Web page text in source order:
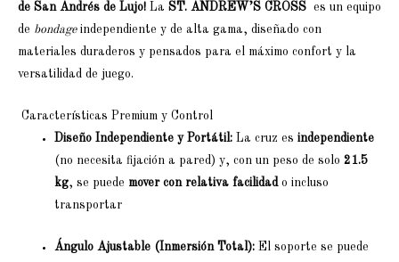
de San Andrés de Lujo! La ST. ANDREW’S CROSS
es un equipo
de bondageindependiente y de alta gama, diseñado con
materiales duraderos y pensados para el máximo confort y la
versatilidad de juego.
Características Premium y Control
Diseño Independiente y Portátil: La cruz esindependiente
(no necesita fijación a pared) y, con un peso de solo21.5
kg, se puede mover con relativa facilidado incluso
transportar
Ángulo Ajustable (Inmersión Total): El soporte se puede